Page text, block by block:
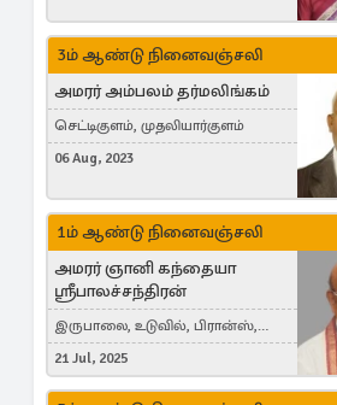
3ம் ஆண்டு நினைவஞ்சலி
அமரர் அம்பலம் தர்மலிங்கம்
செட்டிகுளம், முதலியார்குளம்
06 Aug, 2023
1ம் ஆண்டு நினைவஞ்சலி
அமரர் ஞானி கந்தையா
ஸ்ரீபாலச்சந்திரன்
இருபாலை, உடுவில், பிரான்ஸ்,
France
21 Jul, 2025